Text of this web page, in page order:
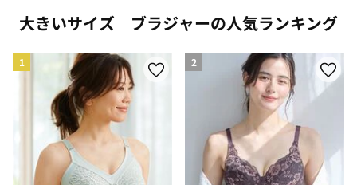
大きいサイズ ブラジャーの人気ランキング
1 2